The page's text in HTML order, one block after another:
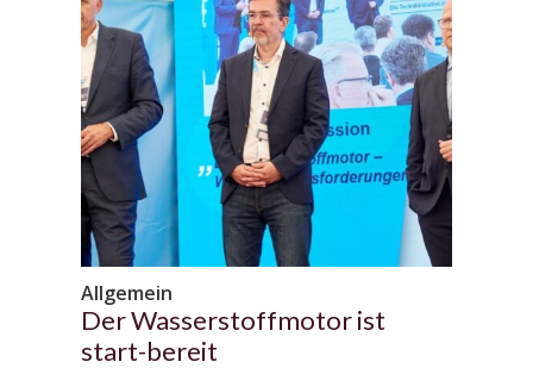
Allgemein
Der Wasserstoffmotor ist
start-bereit